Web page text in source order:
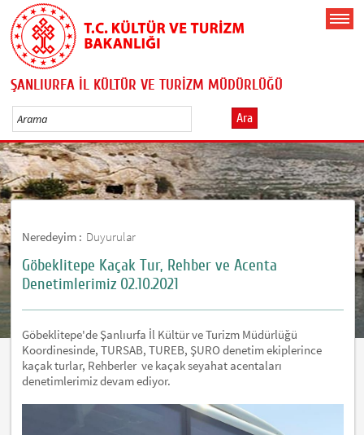
ŞANLIURFA İL KÜLTÜR VE TURİZM MÜDÜRLÜĞÜ
Ara
Neredeyim : Duyurular
Göbeklitepe Kaçak Tur, Rehber ve Acenta
Denetimlerimiz 02.10.2021
Göbeklitepe'de Şanlıurfa İl Kültür ve Turizm Müdürlüğü
Koordinesinde, TURSAB, TUREB, ŞURO denetim ekiplerince
kaçak turlar, Rehberler ve kaçak seyahat acentaları
denetimlerimiz devam ediyor.